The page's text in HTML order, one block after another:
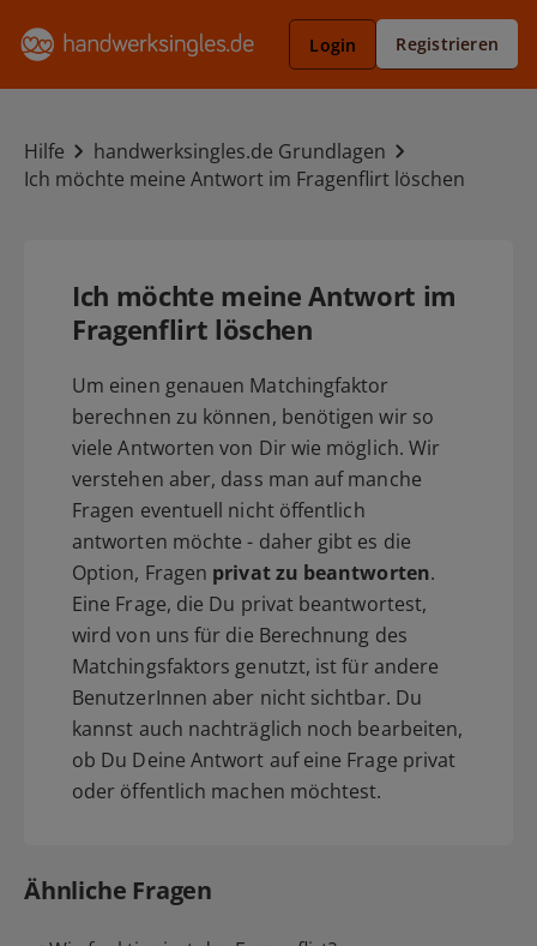
Login Registrieren
Hilfe
handwerksingles.de Grundlagen
Ich möchte meine Antwort im Fragenflirt löschen
Ich möchte meine Antwort im
Fragenflirt löschen
Um einen genauen Matchingfaktor
berechnen zu können, benötigen wir so
viele Antworten von Dir wie möglich. Wir
verstehen aber, dass man auf manche
Fragen eventuell nicht öffentlich
antworten möchte - daher gibt es die
Option, Fragen privat zu beantworten.
Eine Frage, die Du privat beantwortest,
wird von uns für die Berechnung des
Matchingsfaktors genutzt, ist für andere
BenutzerInnen aber nicht sichtbar. Du
kannst auch nachträglich noch bearbeiten,
ob Du Deine Antwort auf eine Frage privat
oder öffentlich machen möchtest.
Ähnliche Fragen